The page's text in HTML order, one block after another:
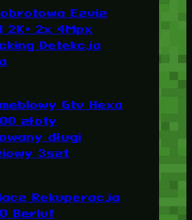
Ezviz
2K+ 2x 4Mpx
Detekcja
Gtv Hexa
złoty
długi
3szt
Rekuperacja
Berluf